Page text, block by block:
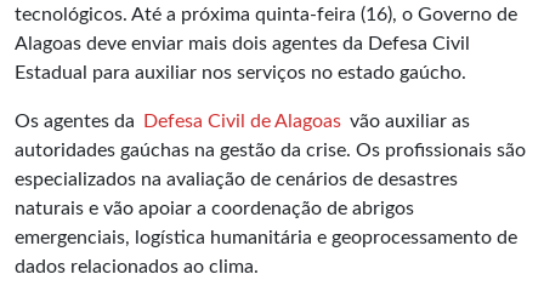
tecnológicos. Até a próxima quinta-feira (16), o Governo de
Alagoas deve enviar mais dois agentes da Defesa Civil
Estadual para auxiliar nos serviços no estado gaúcho.
Os agentes da Defesa Civil de Alagoas vão auxiliar as
autoridades gaúchas na gestão da crise. Os profissionais são
especializados na avaliação de cenários de desastres
naturais e vão apoiar a coordenação de abrigos
emergenciais, logística humanitária e geoprocessamento de
dados relacionados ao clima.